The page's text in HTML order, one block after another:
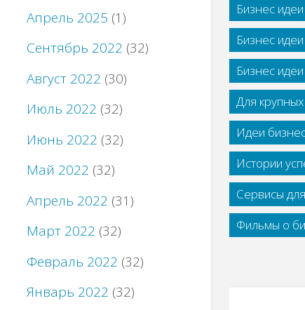
Бизнес
Бизнес
Бизнес
Для
Идеи
Истории
Сервисы
Фильмы о
Апрель 2025 (1)
Сентябрь 2022 (32)
Август 2022 (30)
Июль 2022 (32)
Июнь 2022 (32)
Май 2022 (32)
Апрель 2022 (31)
Март 2022 (32)
Февраль 2022 (32)
Январь 2022 (32)